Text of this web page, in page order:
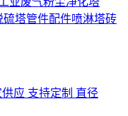
塔管件配件喷淋塔砖
应 支持定制 直径